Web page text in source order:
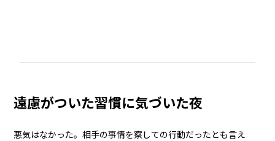
遠慮がついた習慣に気づいた夜
悪気はなかった。相手の事情を察しての行動だったとも言え